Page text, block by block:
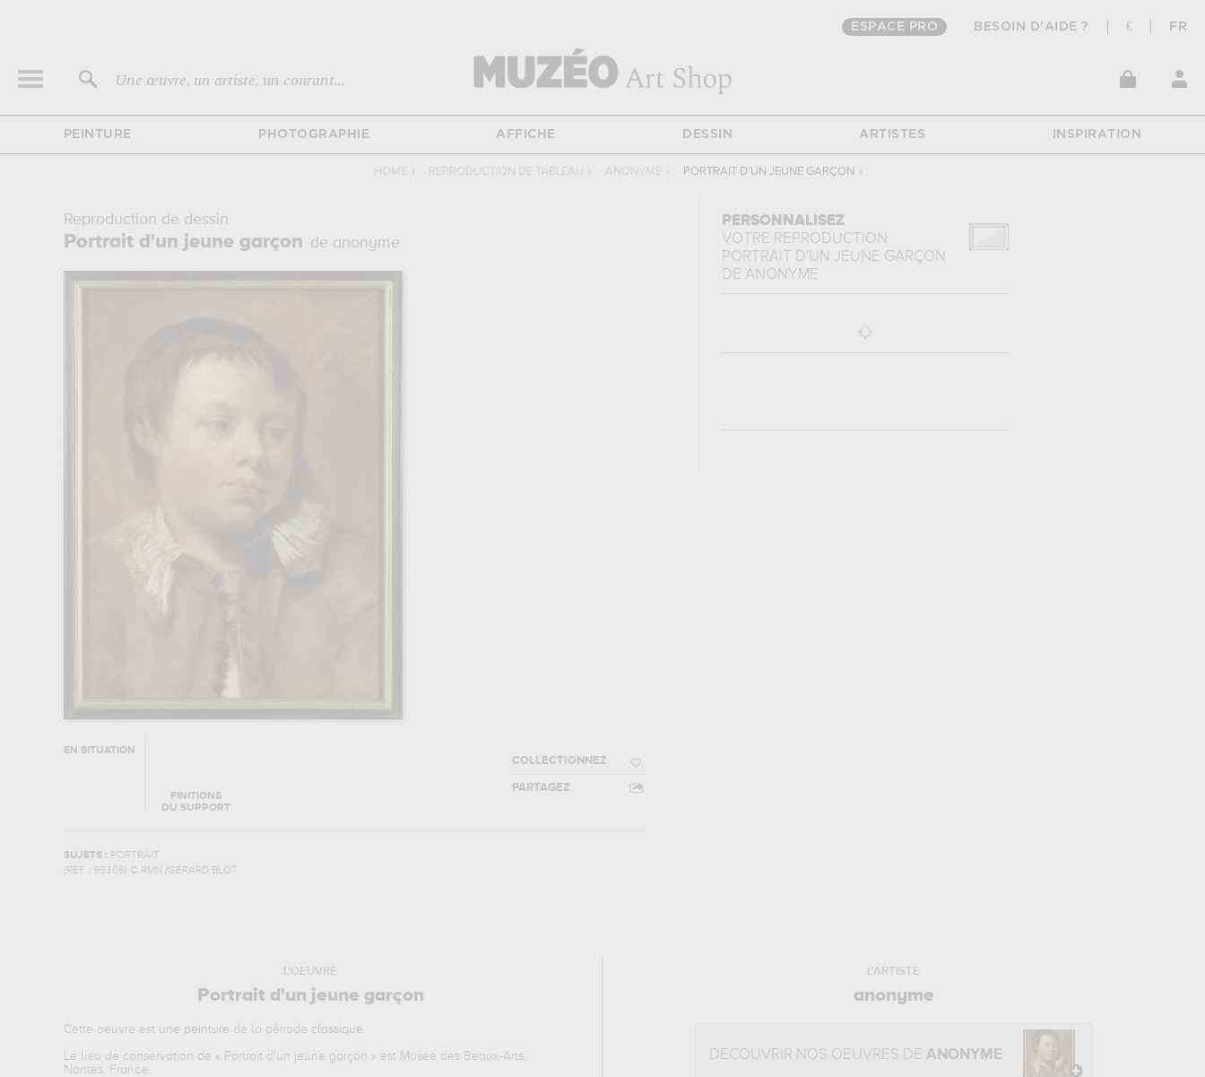
ESPACE PRO BESOIN D'AIDE ? € FR
Une œuvre, un artiste, un courant...
PEINTURE PHOTOGRAPHIE AFFICHE DESSIN ARTISTES INSPIRATION
HOME › REPRODUCTION DE TABLEAU › ANONYME › PORTRAIT D'UN JEUNE GARÇON ›
Reproduction de dessin
Portrait d'un jeune garçon de anonyme
EN SITUATION
FINITIONS
DU SUPPORT
COLLECTIONNEZ
PARTAGEZ
SUJETS : PORTRAIT
(REF : 95306) © RMN /GÉRARD BLOT
PERSONNALISEZ
VOTRE REPRODUCTION
PORTRAIT D'UN JEUNE GARÇON
DE ANONYME
L'OEUVRE
Portrait d'un jeune garçon
Cette oeuvre est une peinture de la période classique.
Le lieu de conservation de « Portrait d'un jeune garçon » est Musée des Beaux-Arts,
Nantes, France.
L'ARTISTE
anonyme
DÉCOUVRIR NOS OEUVRES DE ANONYME